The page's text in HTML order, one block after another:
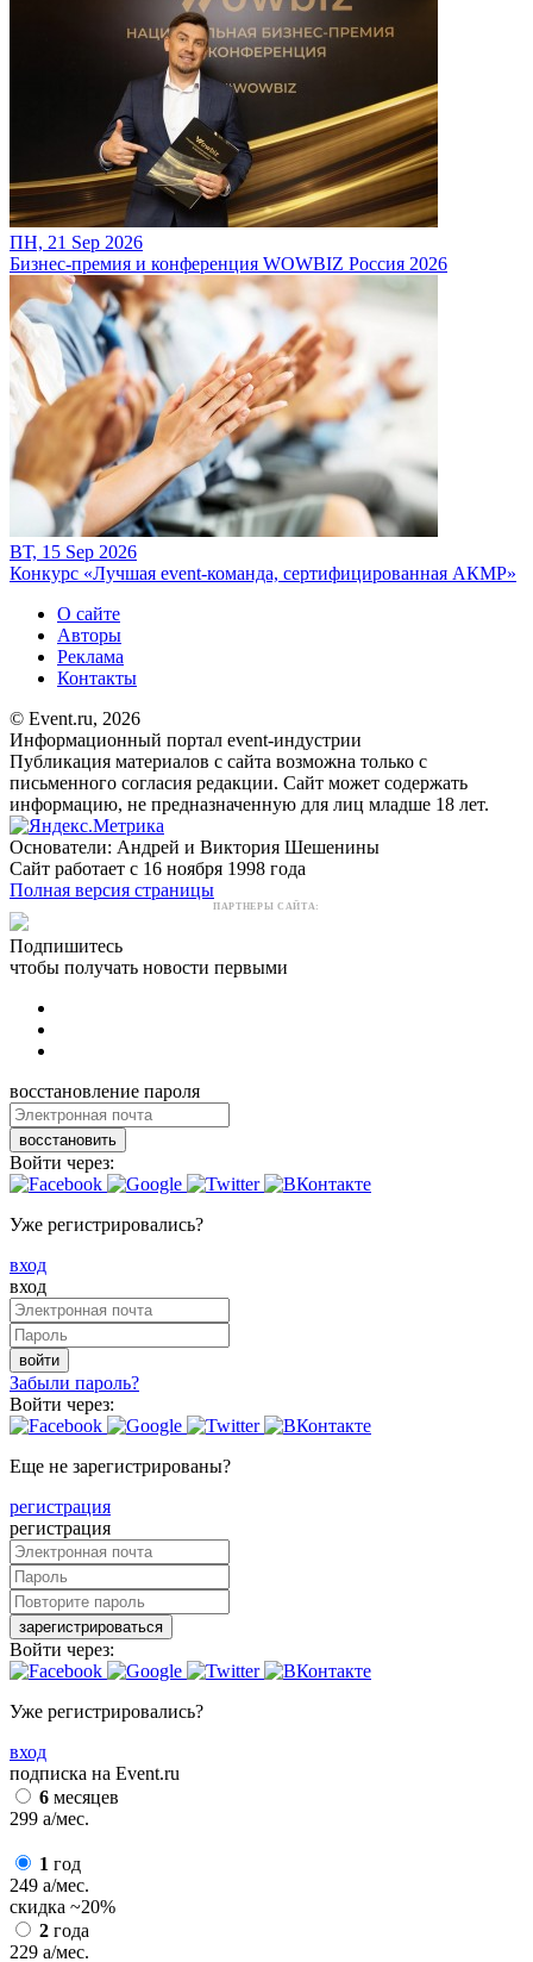
ПН, 21 Sep 2026
Бизнес-премия и конференция WOWBIZ Россия 2026
ВТ, 15 Sep 2026
Конкурс «Лучшая event-команда, сертифицированная АКМР»
О сайте
Авторы
Реклама
Контакты
© Event.ru, 2026
Информационный портал event-индустрии
Публикация материалов с сайта возможна только с
письменного согласия редакции. Сайт может содержать
информацию, не предназначенную для лиц младше 18 лет.
Основатели: Андрей и Виктория Шешенины
Сайт работает с 16 ноября 1998 года
Полная версия страницы
ПАРТНЕРЫ САЙТА:
Подпишитесь
чтобы получать новости первыми
восстановление пароля
восстановить
Войти через:
Уже регистрировались?
вход
вход
войти
Забыли пароль?
Войти через:
Еще не зарегистрированы?
регистрация
регистрация
зарегистрироваться
Войти через:
Уже регистрировались?
вход
подписка на Event.ru
6 месяцев
299 a/мес.
1 год
249 a/мес.
скидка ~20%
2 года
229 a/мес.